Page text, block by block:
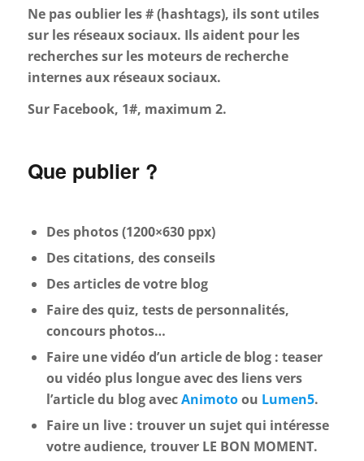
Ne pas oublier les # (hashtags), ils sont utiles
sur les réseaux sociaux. Ils aident pour les
recherches sur les moteurs de recherche
internes aux réseaux sociaux.
Sur Facebook, 1#, maximum 2.
Que publier ?
Des photos (1200×630 ppx)
Des citations, des conseils
Des articles de votre blog
Faire des quiz, tests de personnalités,
concours photos…
Faire une vidéo d’un article de blog : teaser
ou vidéo plus longue avec des liens vers
l’article du blog avecAnimotoou Lumen5.
Faire un live : trouver un sujet qui intéresse
votre audience, trouver LE BON MOMENT.